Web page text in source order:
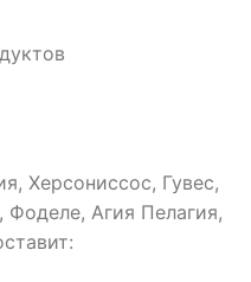
Херсониссос, Гувес,
Фоделе, Агия Пелагия,